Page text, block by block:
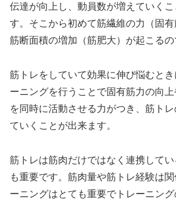
伝達が向上し、動員数が増えていく
す。そこから初めて筋繊維の力（固
筋断面積の増加（筋肥大）が起こるの
筋トレをしていて効果に伸び悩むと
ーニングを行うことで固有筋力の向
を同時に活動させる力がつき、筋ト
ていくことが出来ます。
筋トレは筋肉だけではなく連携して
も重要です。筋肉量や筋トレ経験は
ーニングはとても重要でトレーニン